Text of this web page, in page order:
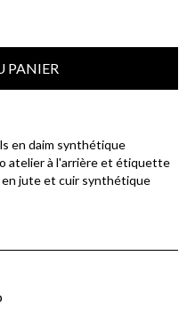
PANIER
en daim synthétique
atelier à l'arrière et étiquette
en jute et cuir synthétique